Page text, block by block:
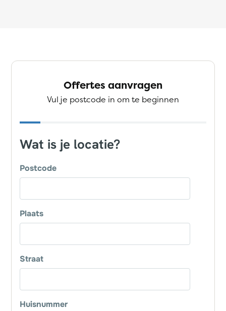
Offertes aanvragen
Vul je postcode in om te beginnen